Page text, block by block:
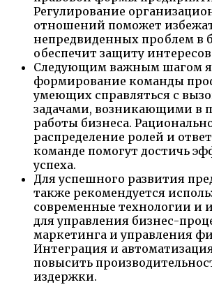
Регулирование
отношений поможет
непредвиденных проблем в
обеспечит защиту интересов
Следующим важным шагом
формирование команды
умеющих справляться с
задачами, возникающими в
работы бизнеса.
распределение ролей и
команде помогут достичь
успеха.
Для успешного развития
также рекомендуется
современные технологии и
для управления бизнес-
маркетинга и управления
Интеграция и
повысить
издержки.